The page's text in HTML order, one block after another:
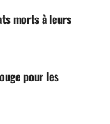
morts à leurs
pour les